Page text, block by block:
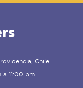
Chile
a 11:00 pm